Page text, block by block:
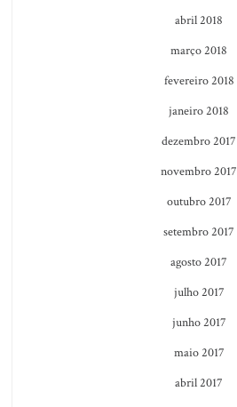
abril 2018
março 2018
fevereiro 2018
janeiro 2018
dezembro 2017
novembro 2017
outubro 2017
setembro 2017
agosto 2017
julho 2017
junho 2017
maio 2017
abril 2017